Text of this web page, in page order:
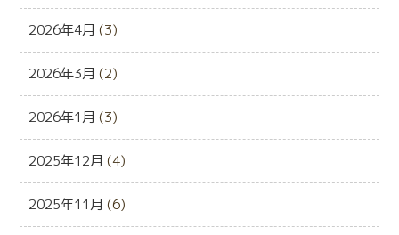
2026年4月 (3)
2026年3月 (2)
2026年1月 (3)
2025年12月 (4)
2025年11月 (6)